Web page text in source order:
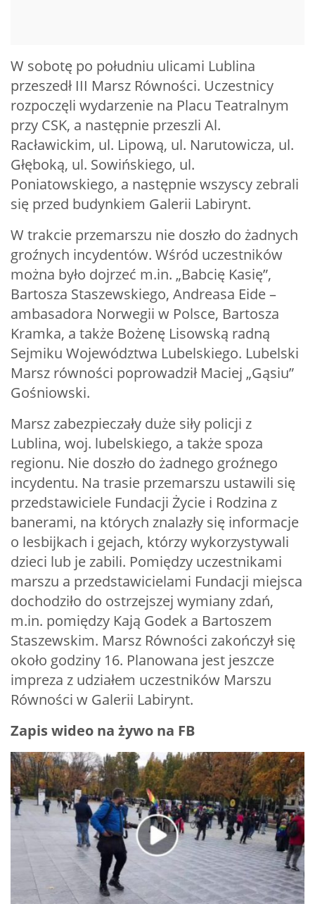
W sobotę po południu ulicami Lublina
przeszedł III Marsz Równości. Uczestnicy
rozpoczęli wydarzenie na Placu Teatralnym
przy CSK, a następnie przeszli Al.
Racławickim, ul. Lipową, ul. Narutowicza, ul.
Głęboką, ul. Sowińskiego, ul.
Poniatowskiego, a następnie wszyscy zebrali
się przed budynkiem Galerii Labirynt.
W trakcie przemarszu nie doszło do żadnych
groźnych incydentów. Wśród uczestników
można było dojrzeć m.in. „Babcię Kasię”,
Bartosza Staszewskiego, Andreasa Eide –
ambasadora Norwegii w Polsce, Bartosza
Kramka, a także Bożenę Lisowską radną
Sejmiku Województwa Lubelskiego. Lubelski
Marsz równości poprowadził Maciej „Gąsiu”
Gośniowski.
Marsz zabezpieczały duże siły policji z
Lublina, woj. lubelskiego, a także spoza
regionu. Nie doszło do żadnego groźnego
incydentu. Na trasie przemarszu ustawili się
przedstawiciele Fundacji Życie i Rodzina z
banerami, na których znalazły się informacje
o lesbijkach i gejach, którzy wykorzystywali
dzieci lub je zabili. Pomiędzy uczestnikami
marszu a przedstawicielami Fundacji miejsca
dochodziło do ostrzejszej wymiany zdań,
m.in. pomiędzy Kają Godek a Bartoszem
Staszewskim. Marsz Równości zakończył się
około godziny 16. Planowana jest jeszcze
impreza z udziałem uczestników Marszu
Równości w Galerii Labirynt.
Zapis wideo na żywo na FB